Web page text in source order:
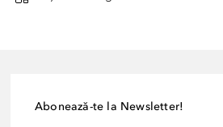
Abonează-te la Newsletter!